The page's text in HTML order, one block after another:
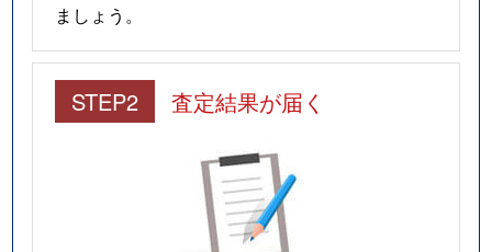
ましょう。
STEP2 査定結果が届く